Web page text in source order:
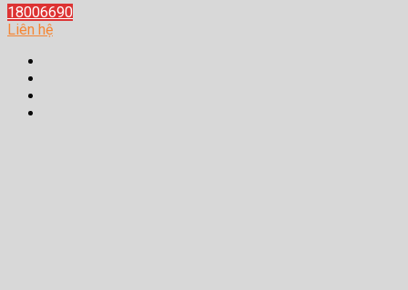
18006690
Liên hệ